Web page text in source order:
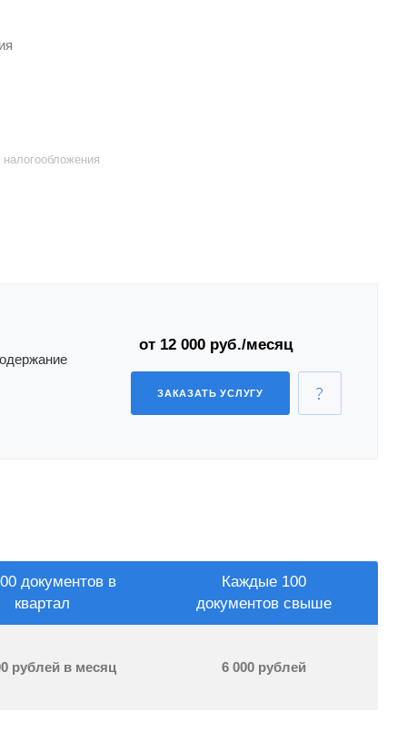
от 12 000 руб./месяц
ЗАКАЗАТЬ УСЛУГУ
документов в
квартал
Каждые 100
документов свыше
рублей в месяц 6 000 рублей